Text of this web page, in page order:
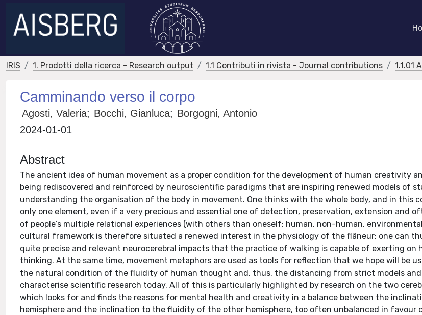
IRIS 1. Prodotti della ricerca - Research output 1.1 Contributi in rivista - Journal contributions 1.1.01
Camminando verso il corpo
Agosti, Valeria; Bocchi, Gianluca; Borgogni, Antonio
2024-01-01
Abstract
The ancient idea of human movement as a proper condition for the development of human creativity
being rediscovered and reinforced by neuroscientific paradigms that are inspiring renewed models of
understanding the organisation of the body in movement. One thinks with the whole body, and in this
only one element, even if a very precious and essential one of detection, preservation, extension and
of people’s multiple relational experiences (with others than oneself: human, non-human,
cultural framework is therefore situated a renewed interest in the physiology of the flâneur: one can
quite precise and relevant neurocerebral impacts that the practice of walking is capable of exerting on
thinking. At the same time, movement metaphors are used as tools for reflection that we hope will be
the natural condition of the fluidity of human thought and, thus, the distancing from strict models
characterise scientific research today. All of this is particularly highlighted by research on the two
which looks for and finds the reasons for mental health and creativity in a balance between the
hemisphere and the inclination to the fluidity of the other hemisphere, too often unbalanced in favour